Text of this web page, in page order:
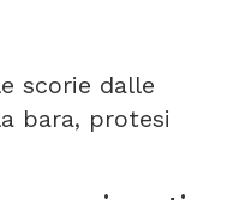
scorie dalle
bara, protesi